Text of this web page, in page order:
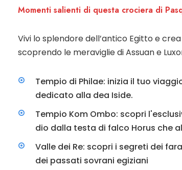
Momenti salienti di questa crociera di
Vivi lo splendore dell’antico Egitto e
scoprendo le meraviglie di Assuan e
Tempio di Philae: inizia il tuo
dedicato alla dea Iside.
Tempio Kom Ombo: scopri
dio dalla testa di falco Horus che
Valle dei Re: scopri i segreti dei
dei passati sovrani egiziani